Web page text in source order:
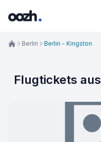
Flugtickets aus
Berlin Berlin - Kingston